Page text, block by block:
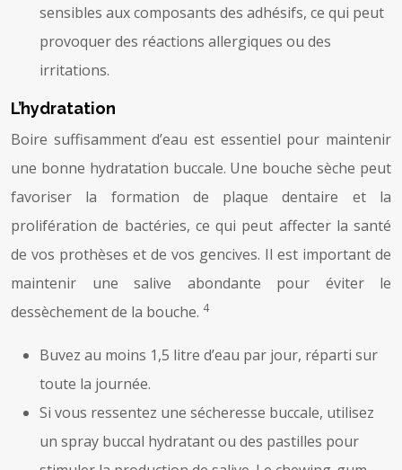
sensibles aux composants des adhésifs, ce qui peut
provoquer des réactions allergiques ou des
irritations.
L’hydratation
Boire suffisamment d’eau est essentiel pour maintenir
une bonne hydratation buccale. Une bouche sèche peut
favoriser la formation de plaque dentaire et la
prolifération de bactéries, ce qui peut affecter la santé
de vos prothèses et de vos gencives. Il est important de
maintenir une salive abondante pour éviter le
dessèchement de la bouche. 4
Buvez au moins 1,5 litre d’eau par jour, réparti sur
toute la journée.
Si vous ressentez une sécheresse buccale, utilisez
un spray buccal hydratant ou des pastilles pour